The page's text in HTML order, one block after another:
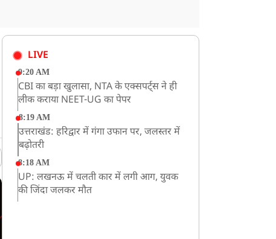
LIVE
9:20 AM
CBI का बड़ा खुलासा, NTA के एक्सपर्ट्स ने ही
लीक कराया NEET-UG का पेपर
8:19 AM
उत्तराखंड: हरिद्वार में गंगा उफान पर, जलस्तर में
बढ़ोतरी
8:18 AM
UP: लखनऊ में चलती कार में लगी आग, युवक
की जिंदा जलकर मौत